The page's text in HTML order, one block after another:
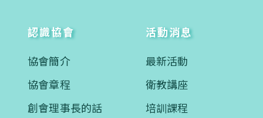
認識協會
協會簡介
協會章程
創會理事長的話
活動消息
最新活動
衛教講座
培訓課程